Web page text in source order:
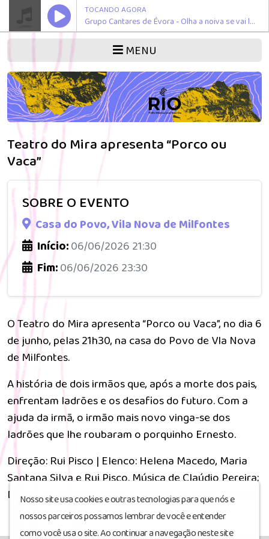
TOCANDO AGORA
Grupo Cantares de Évora - Olha a noiva se vai linda
MENU
Teatro do Mira apresenta “Porco ou
Vaca”
SOBRE O EVENTO
Casa do Povo, Vila Nova de Milfontes
Início:06/06/2026 21:30
Fim:06/06/2026 23:30
O Teatro do Mira apresenta “Porco ou Vaca”, no dia 6
de junho, pelas 21h30, na casa do Povo de Vla Nova
de Milfontes.
A história de dois irmãos que, após a morte dos pais,
enfrentam ladrões e os desafios do futuro. Com a
ajuda da irmã, o irmão mais novo vinga-se dos
ladrões que lhe roubaram o porquinho Ernesto.
Direção: Rui Pisco | Elenco: Helena Macedo, Maria
Santana Silva e Rui Pisco. Música de Claúdio Pereira;
Design de Catarina Pisco e Técnica de Tiago Santos.
Nosso site usa cookies e outras tecnologias para que nós e
nossos parceiros possamos lembrar de você e entender
como você usa o site. Ao continuar a navegação neste site